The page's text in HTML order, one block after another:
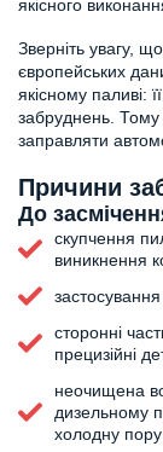
якісного
Зверніть увагу,
європейських
якісному паливі:
забруднень.
заправляти
Причини
До
скупчення
виникнення
сторонні
прецизійні
неочищена
дизельному
холодну